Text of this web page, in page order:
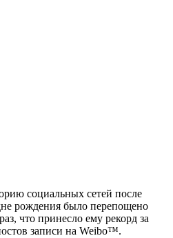
социальных сетей после
рождения было перепощено
что принесло ему рекорд за
записи на Weibo™.